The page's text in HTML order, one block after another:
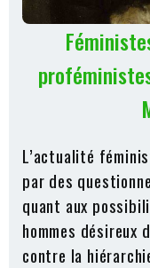
L’actualité
par des
quant aux
hommes
contre la